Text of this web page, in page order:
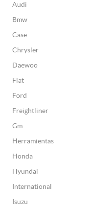
Audi
Bmw
Case
Chrysler
Daewoo
Fiat
Ford
Freightliner
Gm
Herramientas
Honda
Hyundai
International
Isuzu